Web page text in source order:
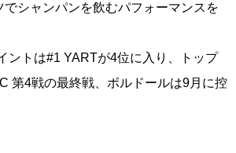
でシャンパンを飲むパフォーマンスを
ントは#1 YARTが4位に入り、トップ
第4戦の最終戦、ボルドールは9月に控